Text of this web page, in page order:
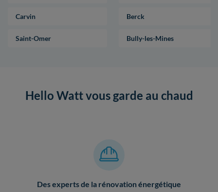
Carvin Berck
Saint-Omer Bully-les-Mines
Hello Watt vous garde au chaud
Des experts de la rénovation énergétique